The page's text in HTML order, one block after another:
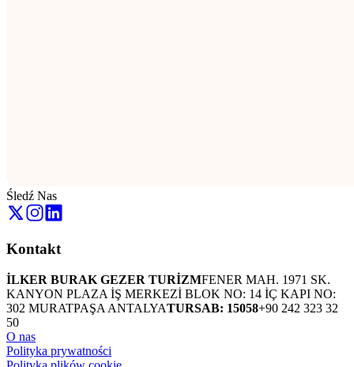
Śledź Nas
Kontakt
İLKER BURAK GEZER TURİZMFENER MAH. 1971 SK.
KANYON PLAZA İŞ MERKEZİ BLOK NO: 14 İÇ KAPI NO:
302 MURATPAŞA ANTALYATURSAB: 15058+90 242 323 32
50
O nas
Polityka prywatności